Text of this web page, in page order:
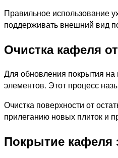
Правильное использование
поддерживать внешний вид
Очистка кафеля
Для обновления покрытия на
элементов. Этот процесс
Очистка поверхности от
прилеганию новых плиток и
Покрытие